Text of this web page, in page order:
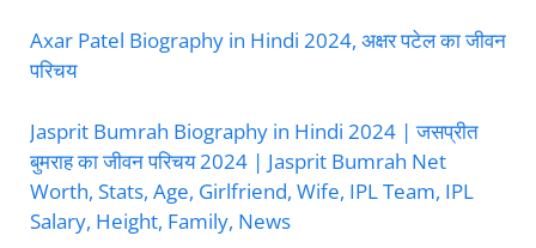
Axar Patel Biography in Hindi 2024, अक्षर पटेल का जीवन
परिचय
Jasprit Bumrah Biography in Hindi 2024 | जसप्रीत
बुमराह का जीवन परिचय 2024 | Jasprit Bumrah Net
Worth, Stats, Age, Girlfriend, Wife, IPL Team, IPL
Salary, Height, Family, News